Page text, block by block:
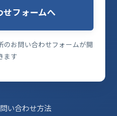
せフォームへ
お問い合わせフォームが開
ます
い合わせ方法